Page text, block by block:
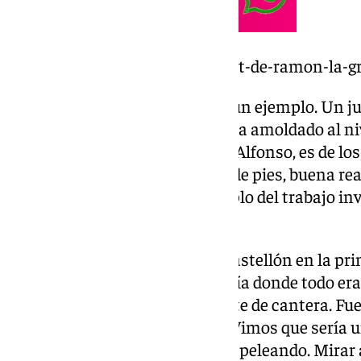
https://www.101tv.es/el-redebut-de-ramon-
Reencuentro con Gonzalo: “Es un ejemplo. Un
cantera, salió al Logroñés y se ha amoldado al
idea. Es un portero que, junto a Alfonso, es de
bajo los palos. Muy buen juego de pies, buena
quiere el Castellón. Es un ejemplo del trabajo
Recuerdos del choque ante el Castellón en la
“Una montaña rusa. Esa travesía donde todo
idea y un equipo nuevo con gente de cantera.
compite muy bien y perdimos. Vimos que sería
trabajo y unión podíamos estar peleando.